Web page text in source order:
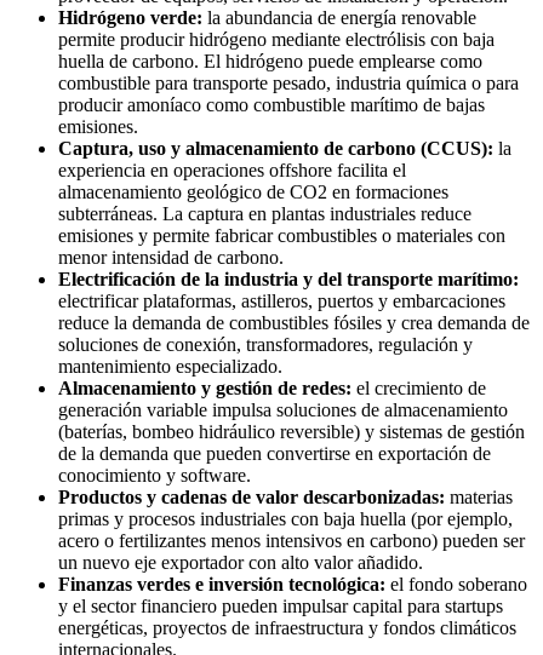
Hidrógeno verde: la abundancia de energía renovable
permite producir hidrógeno mediante electrólisis con baja
huella de carbono. El hidrógeno puede emplearse como
combustible para transporte pesado, industria química o para
producir amoníaco como combustible marítimo de bajas
emisiones.
Captura, uso y almacenamiento de carbono (CCUS): la
experiencia en operaciones offshore facilita el
almacenamiento geológico de CO2 en formaciones
subterráneas. La captura en plantas industriales reduce
emisiones y permite fabricar combustibles o materiales con
menor intensidad de carbono.
Electrificación de la industria y del transporte marítimo:
electrificar plataformas, astilleros, puertos y embarcaciones
reduce la demanda de combustibles fósiles y crea demanda de
soluciones de conexión, transformadores, regulación y
mantenimiento especializado.
Almacenamiento y gestión de redes: el crecimiento de
generación variable impulsa soluciones de almacenamiento
(baterías, bombeo hidráulico reversible) y sistemas de gestión
de la demanda que pueden convertirse en exportación de
conocimiento y software.
Productos y cadenas de valor descarbonizadas: materias
primas y procesos industriales con baja huella (por ejemplo,
acero o fertilizantes menos intensivos en carbono) pueden ser
un nuevo eje exportador con alto valor añadido.
Finanzas verdes e inversión tecnológica: el fondo soberano
y el sector financiero pueden impulsar capital para startups
energéticas, proyectos de infraestructura y fondos climáticos
internacionales.